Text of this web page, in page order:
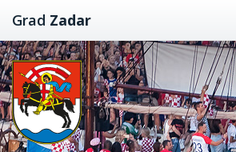
Preskoči
na
sadržaj
Grad Zadar